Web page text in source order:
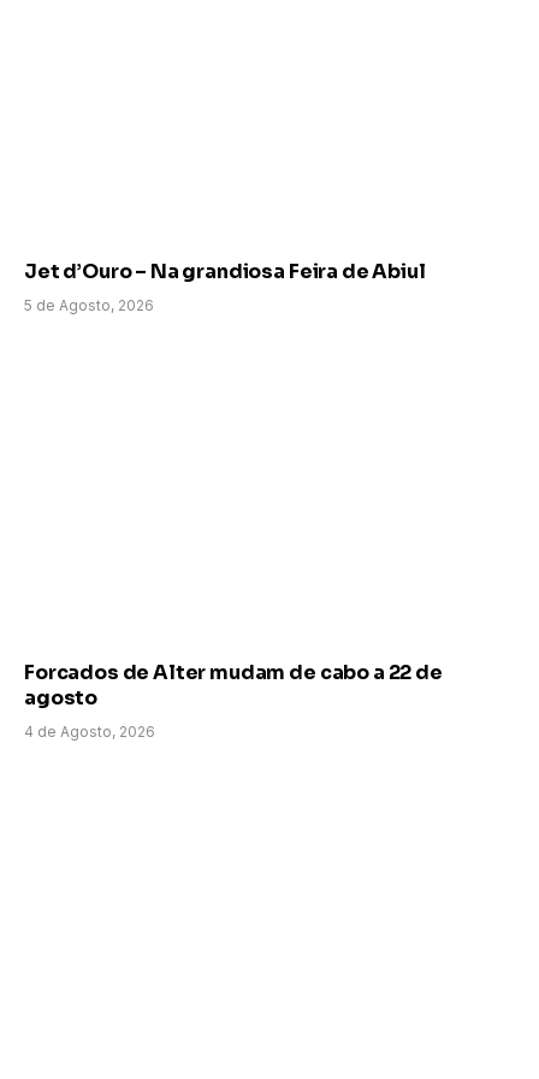
Jet d’Ouro – Na grandiosa Feira de Abiul
5 de Agosto, 2026
Forcados de Alter mudam de cabo a 22 de
agosto
4 de Agosto, 2026